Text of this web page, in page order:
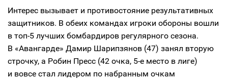
Интерес вызывает и противостояние результативных
защитников. В обеих командах игроки обороны вошли
в топ-5 лучших бомбардиров регулярного сезона.
В «Авангарде» Дамир Шарипзянов (47) занял вторую
строчку, а Робин Пресс (42 очка, 5-е место в лиге)
и вовсе стал лидером по набранным очкам